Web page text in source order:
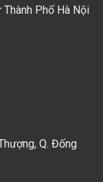
Phố Hà Nội
Q. Đống